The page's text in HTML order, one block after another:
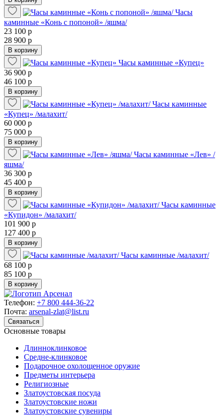
Часы
каминные «Конь с попоной» /яшма/
23 100 р
28 900 р
В корзину
Часы каминные «Купец»
36 900 р
46 100 р
В корзину
Часы каминные
«Купец» /малахит/
60 000 р
75 000 р
В корзину
Часы каминные «Лев» /
яшма/
36 300 р
45 400 р
В корзину
Часы каминные
«Купидон» /малахит/
101 900 р
127 400 р
В корзину
Часы каминные /малахит/
68 100 р
85 100 р
В корзину
Телефон: +7 800 444-36-22
Почта: arsenal-zlat@list.ru
Связаться
Основные товары
Длинноклинковое
Средне-клинковое
Подарочное охолощенное оружие
Предметы интерьера
Религиозные
Златоустовская посуда
Златоустовские ножи
Златоустовские сувениры